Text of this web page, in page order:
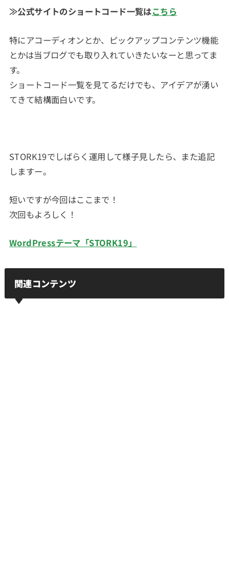
≫公式サイトのショートコード一覧はこちら
特にアコーディオンとか、ピックアップコンテンツ機能
とかは当ブログでも取り入れていきたいなーと思ってま
す。
ショートコード一覧を見てるだけでも、アイデアが湧い
てきて結構面白いです。
STORK19でしばらく運用して様子見したら、また追記
しますー。
短いですが今回はここまで！
次回もよろしく！
WordPressテーマ「STORK19」
関連コンテンツ